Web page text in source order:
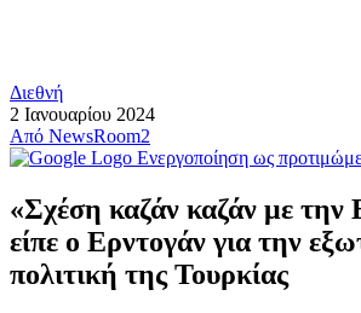
Διεθνή
2 Ιανουαρίου 2024
Από NewsRoom2
Ενεργοποίηση ως
«Σχέση καζάν καζάν με την
είπε ο Ερντογάν για την
πολιτική της Τουρκίας